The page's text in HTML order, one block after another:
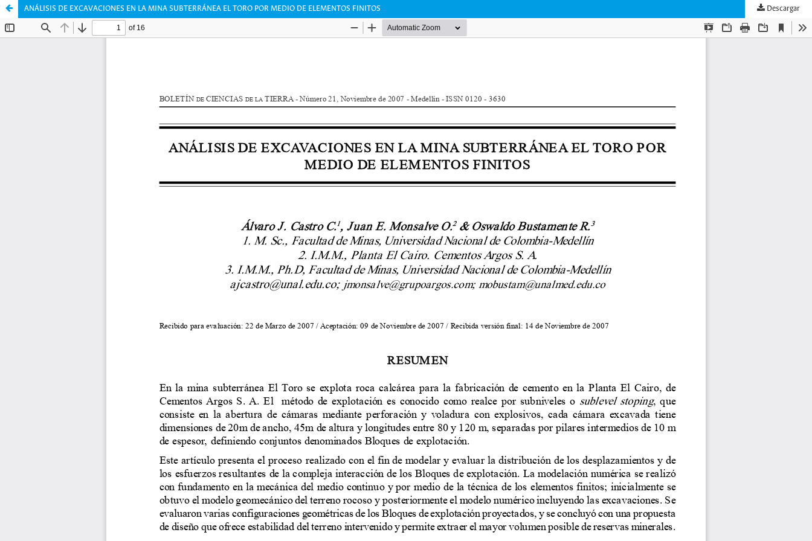
ANÁLISIS DE EXCAVACIONES EN LA MINA SUBTERRÁNEA EL TORO POR MEDIO DE ELEMENTOS FINITOS Descargar